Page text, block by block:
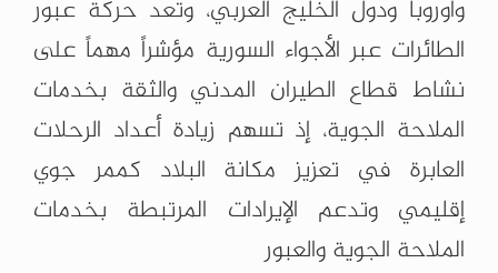
وأوروبا ودول الخليج العربي، وتعد حركة عبور
‏الطائرات عبر الأجواء السورية مؤشراً مهماً على
نشاط قطاع ‏الطيران المدني والثقة بخدمات
الملاحة الجوية، إذ تسهم زيادة ‏أعداد الرحلات
العابرة في تعزيز مكانة البلاد كممر جوي
إقليمي ‏وتدعم الإيرادات المرتبطة بخدمات
الملاحة الجوية والعبور